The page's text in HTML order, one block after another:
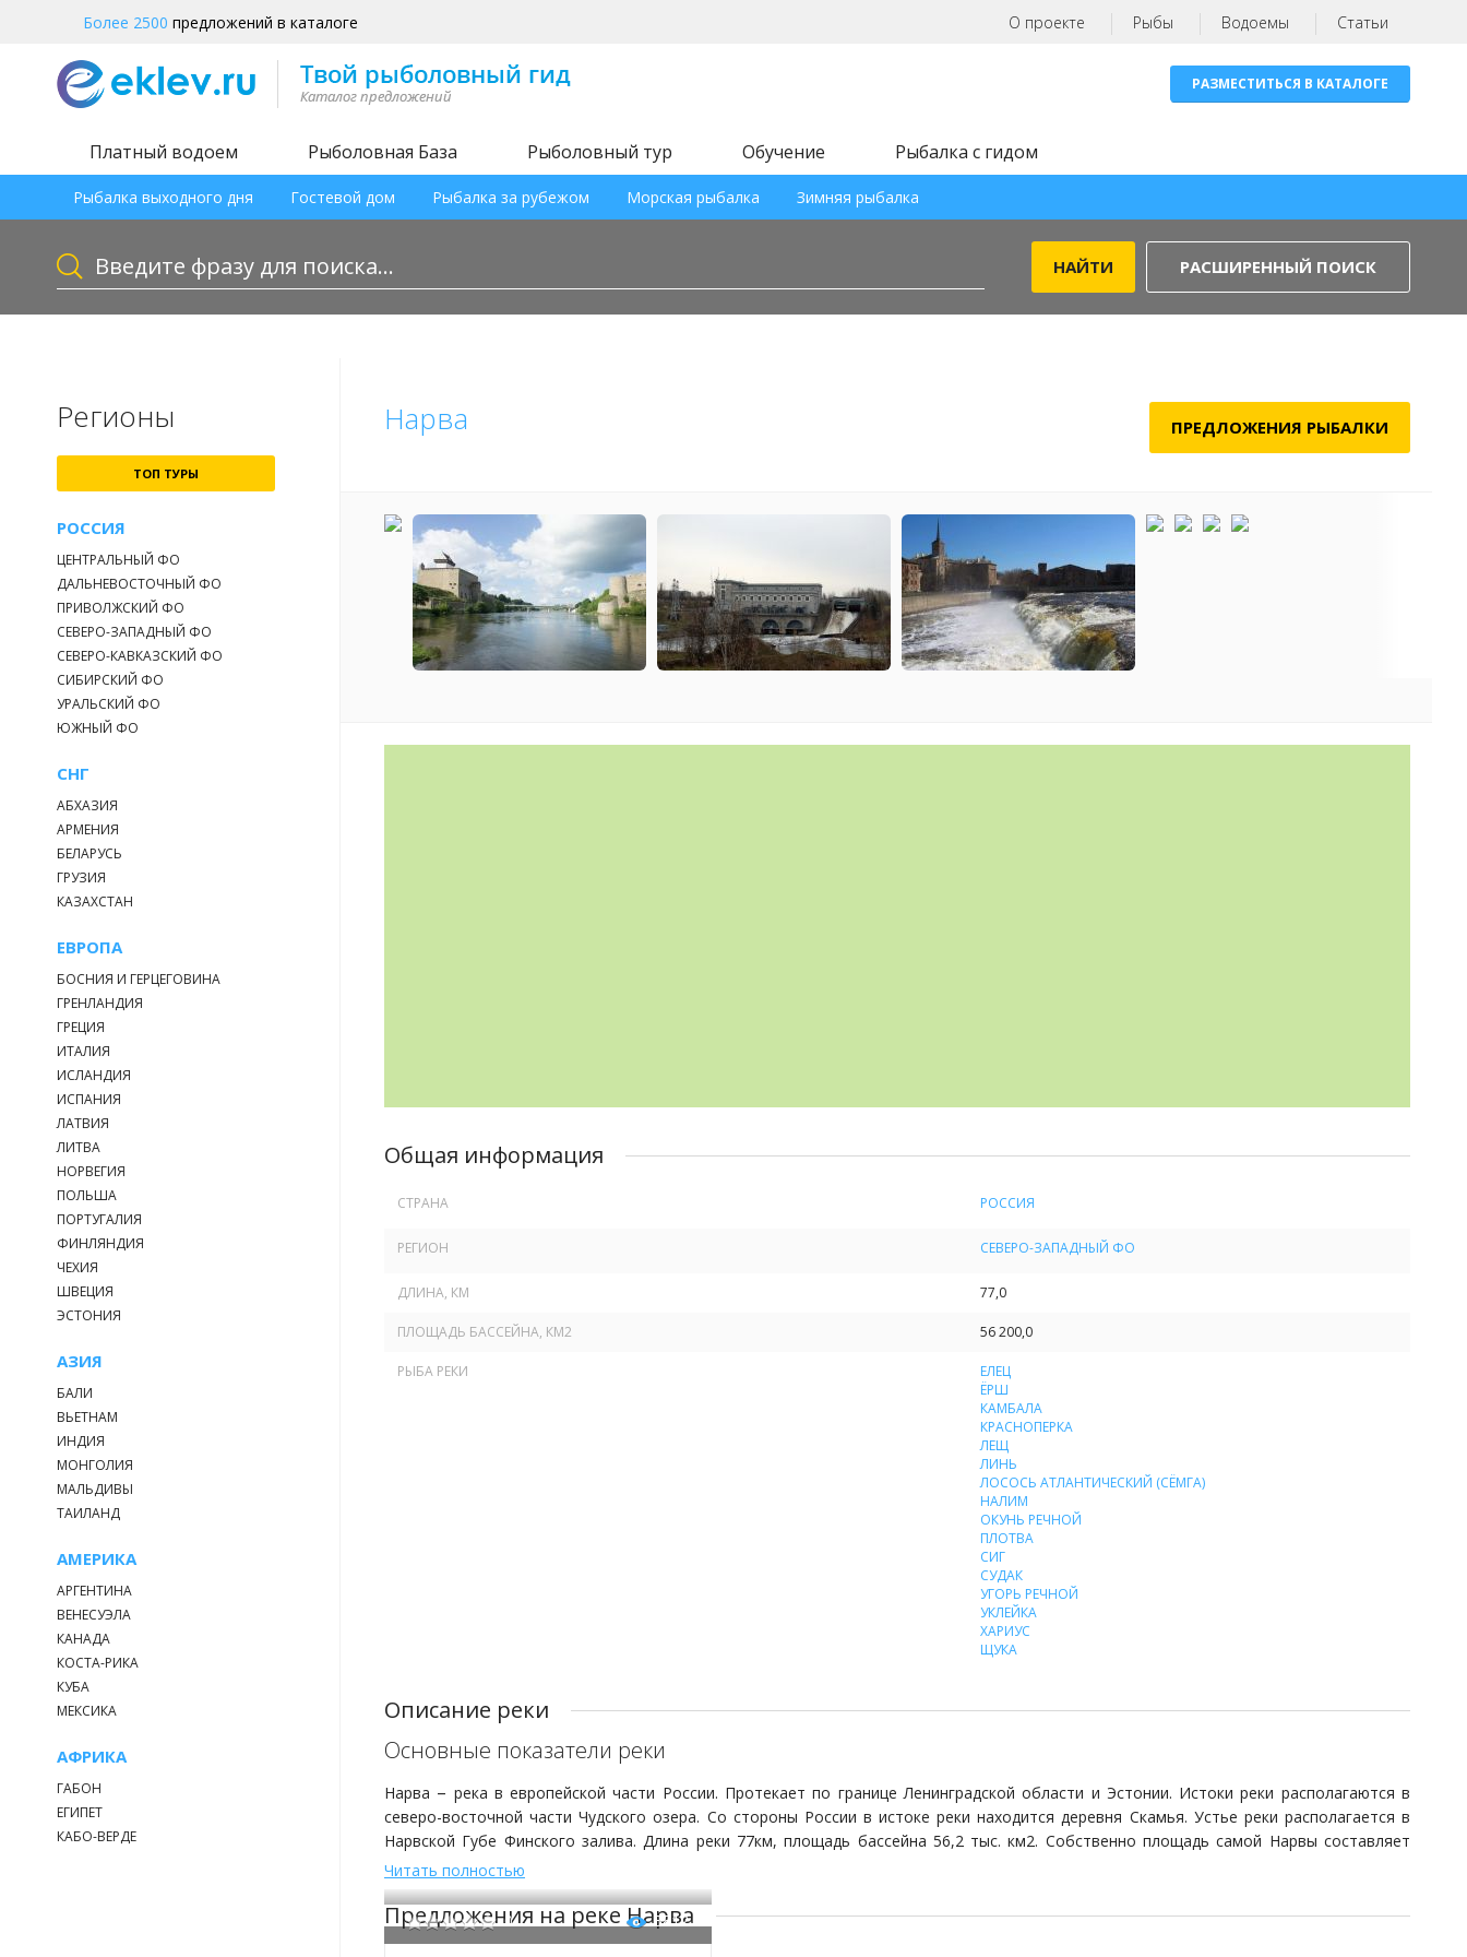
Более 2500 предложений в каталоге О проекте Рыбы Водоемы Статьи
РАЗМЕСТИТЬСЯ В КАТАЛОГЕ
Платный водоем Рыболовная База Рыболовный тур Обучение Рыбалка с гидом
Рыбалка выходного дня Гостевой дом Рыбалка за рубежом Морская рыбалка Зимняя рыбалка
РАСШИРЕННЫЙ ПОИСК
Регионы
ТОП ТУРЫ
РОССИЯ
ЦЕНТРАЛЬНЫЙ ФО
ДАЛЬНЕВОСТОЧНЫЙ ФО
ПРИВОЛЖСКИЙ ФО
СЕВЕРО-ЗАПАДНЫЙ ФО
СЕВЕРО-КАВКАЗСКИЙ ФО
СИБИРСКИЙ ФО
УРАЛЬСКИЙ ФО
ЮЖНЫЙ ФО
СНГ
АБХАЗИЯ
АРМЕНИЯ
БЕЛАРУСЬ
ГРУЗИЯ
КАЗАХСТАН
ЕВРОПА
БОСНИЯ И ГЕРЦЕГОВИНА
ГРЕНЛАНДИЯ
ГРЕЦИЯ
ИТАЛИЯ
ИСЛАНДИЯ
ИСПАНИЯ
ЛАТВИЯ
ЛИТВА
НОРВЕГИЯ
ПОЛЬША
ПОРТУГАЛИЯ
ФИНЛЯНДИЯ
ЧЕХИЯ
ШВЕЦИЯ
ЭСТОНИЯ
АЗИЯ
БАЛИ
ВЬЕТНАМ
ИНДИЯ
МОНГОЛИЯ
МАЛЬДИВЫ
ТАИЛАНД
АМЕРИКА
АРГЕНТИНА
ВЕНЕСУЭЛА
КАНАДА
КОСТА-РИКА
КУБА
МЕКСИКА
АФРИКА
ГАБОН
ЕГИПЕТ
КАБО-ВЕРДЕ
Нарва ПРЕДЛОЖЕНИЯ РЫБАЛКИ
Общая информация
СТРАНА РОССИЯ
РЕГИОН СЕВЕРО-ЗАПАДНЫЙ ФО
ДЛИНА, КМ 77,0
ПЛОЩАДЬ БАССЕЙНА, КМ2 56 200,0
РЫБА РЕКИ
ЕЛЕЦ
ЁРШ
КАМБАЛА
КРАСНОПЕРКА
ЛЕЩ
ЛИНЬ
ЛОСОСЬ АТЛАНТИЧЕСКИЙ (СЁМГА)
НАЛИМ
ОКУНЬ РЕЧНОЙ
ПЛОТВА
СИГ
СУДАК
УГОРЬ РЕЧНОЙ
УКЛЕЙКА
ХАРИУС
ЩУКА
Описание реки
Основные показатели реки
Нарва – река в европейской части России. Протекает по границе Ленинградской области и Эстонии. Истоки реки располагаются в
северо-восточной части Чудского озера. Со стороны России в истоке реки находится деревня Скамья. Устье реки располагается в
Нарвской Губе Финского залива. Длина реки 77км, площадь бассейна 56,2 тыс. км2. Собственно площадь самой Нарвы составляет
около 14%. По площади река занимает 2-ое место среди рек Ленинградской области. На реке находится Нарвская ГЭС. Ширина реки в
верховьях достигает 100-200 м. Преобладающая глубина в верхнем течении около 2 м, а после плотины составляет 3-4 м, в среднем
5-6 м. В водохранилище и на больших плёсах глубина может достигать 9-11 м. В устье из-за нагонной волны колебания воды могут
достигать 2 м.
Читать полностью
Предложения на реке Нарва
0 3812